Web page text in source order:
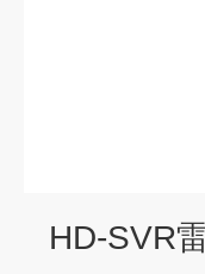
HD-SVR